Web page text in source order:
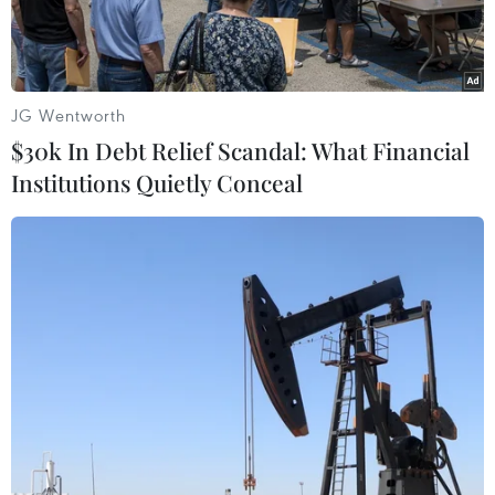
Nhân viên y tế tư vấn cho người có HIV. (Ảnh: TTXVN)
Sáng 25/9, Liên hiệp các hội Khoa học và kỹ
thuật Việt Nam phối hợp với Ủy ban Quốc gia
JG Wentworth
$30k In Debt Relief Scandal: What Financial
Institutions Quietly Conceal